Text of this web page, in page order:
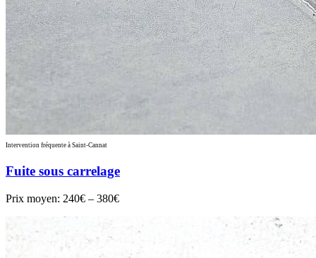
Intervention fréquente à Saint-Cannat
Fuite sous carrelage
Prix moyen: 240€ – 380€